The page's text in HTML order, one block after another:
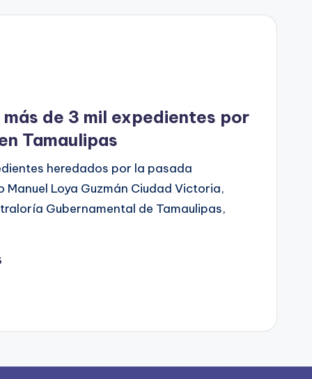
de 3 mil expedientes por
Tamaulipas
heredados por la pasada
Loya Guzmán Ciudad Victoria,
Gubernamental de Tamaulipas,